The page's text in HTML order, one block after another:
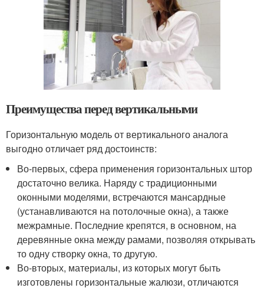
Преимущества перед вертикальными
Горизонтальную модель от вертикального аналога
выгодно отличает ряд достоинств:
Во-первых, сфера применения горизонтальных штор
достаточно велика. Наряду с традиционными
оконными моделями, встречаются мансардные
(устанавливаются на потолочные окна), а также
межрамные. Последние крепятся, в основном, на
деревянные окна между рамами, позволяя открывать
то одну створку окна, то другую.
Во-вторых, материалы, из которых могут быть
изготовлены горизонтальные жалюзи, отличаются